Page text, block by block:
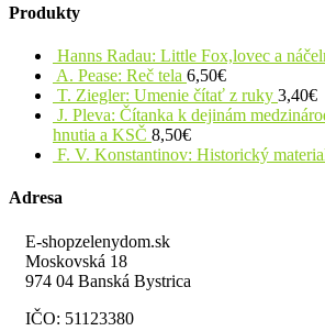
Produkty
Hanns Radau: Little Fox,lovec a
A. Pease: Reč tela 6,50€
T. Ziegler: Umenie čítať z ruky 3,40€
J. Pleva: Čítanka k dejinám
hnutia a KSČ 8,50€
F. V. Konstantinov: Historický
Adresa
E-shopzelenydom.sk
Moskovská 18
974 04 Banská Bystrica
IČO: 51123380